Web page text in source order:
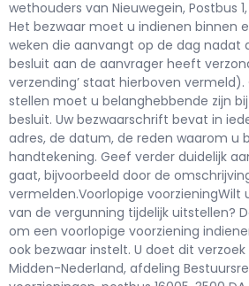
wethouders van Nieuwegein, Postbus
Het bezwaar moet u indienen binnen
weken die aanvangt op de dag nadat
besluit aan de aanvrager heeft
verzending’ staat hierboven
stellen moet u belanghebbende zijn
besluit. Uw bezwaarschrift bevat in
adres, de datum, de reden waarom u
handtekening. Geef verder duidelijk
gaat, bijvoorbeeld door de
vermelden.Voorlopige voorzieningWilt
van de vergunning tijdelijk uitstellen?
om een voorlopige voorziening
ook bezwaar instelt. U doet dit
Midden-Nederland, afdeling